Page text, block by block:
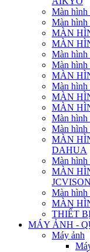
Màn hình
Màn hình
MÀN
MÀN
Màn hình
Màn hình
MÀN
Màn hình
MÀN
MÀN
Màn hình
Màn hình
MÀN
DAHUA
Màn hình
MÀN
Màn
MÀN
THIẾT
MÁY ẢNH -
Máy ảnh